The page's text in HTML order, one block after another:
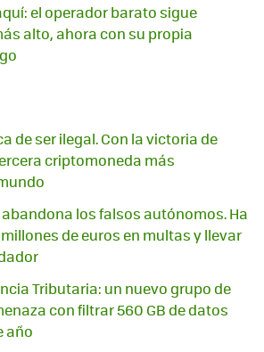
el operador barato sigue
alto, ahora con su propia
de ser ilegal. Con la victoria de
criptomoneda más
abandona los falsos autónomos. Ha
de euros en multas y llevar
Tributaria: un nuevo grupo de
con filtrar 560 GB de datos
año